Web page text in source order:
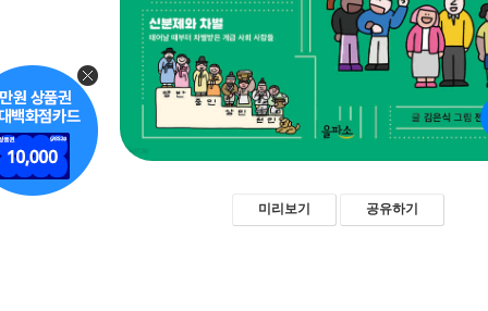
미리보기 공유하기